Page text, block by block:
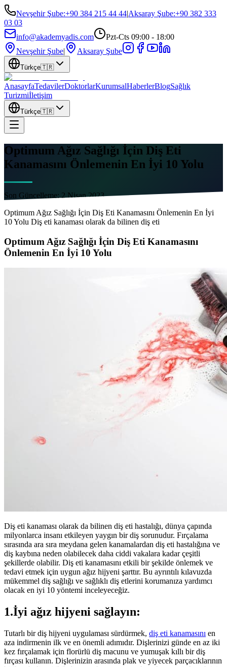
Nevşehir Şube:+90 384 215 44 44|Aksaray Şube:+90 382 333
03 03
info@akademyadis.com
Pzt-Cts 09:00 - 18:00
Nevşehir Şube| Aksaray Şube
Türkçe🇹🇷
AnasayfaTedavilerDoktorlarKurumsalHaberlerBlogSağlık
Turizmiİletişim
Türkçe🇹🇷
Optimum Ağız Sağlığı İçin Diş Eti
Kanamasını Önlemenin En İyi 10 Yolu
Son Güncelleme: 2 Nisan 2023
Optimum Ağız Sağlığı İçin Diş Eti Kanamasını Önlemenin En İyi
10 Yolu Diş eti kanaması olarak da bilinen diş eti
Optimum Ağız Sağlığı İçin Diş Eti Kanamasını
Önlemenin En İyi 10 Yolu
Diş eti kanaması olarak da bilinen diş eti hastalığı, dünya çapında
milyonlarca insanı etkileyen yaygın bir diş sorunudur. Fırçalama
sırasında ara sıra meydana gelen kanamalardan diş eti hastalığına ve
diş kaybına neden olabilecek daha ciddi vakalara kadar çeşitli
şekillerde olabilir. Diş eti kanamasını etkili bir şekilde önlemek ve
tedavi etmek için uygun ağız hijyeni şarttır. Bu ayrıntılı kılavuzda
mükemmel diş sağlığı ve sağlıklı diş etlerini korumanıza yardımcı
olacak en iyi 10 yöntemi inceleyeceğiz.
1.İyi ağız hijyeni sağlayın:
Tutarlı bir diş hijyeni uygulaması sürdürmek, diş eti kanamasını en
aza indirmenin ilk ve en önemli adımıdır. Dişlerinizi günde en az iki
kez fırçalamak için florürlü diş macunu ve yumuşak kıllı bir diş
fırçası kullanın. Dişlerinizin arasında plak ve yiyecek parçacıklarının